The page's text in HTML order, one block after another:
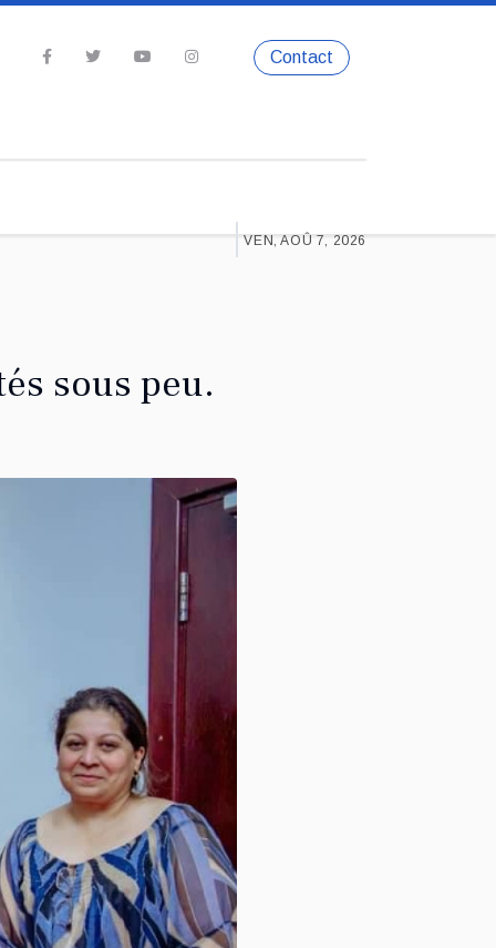
Contact
VEN, AOÛ 7, 2026
sous peu.